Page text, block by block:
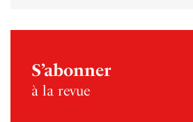
S’abonner
à la revue